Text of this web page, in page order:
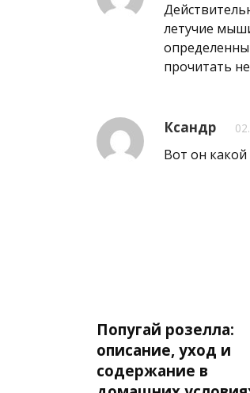
летучие
прочитать
Ксандр
Вот он
Попугай розелла:
описание, уход и
содержание в